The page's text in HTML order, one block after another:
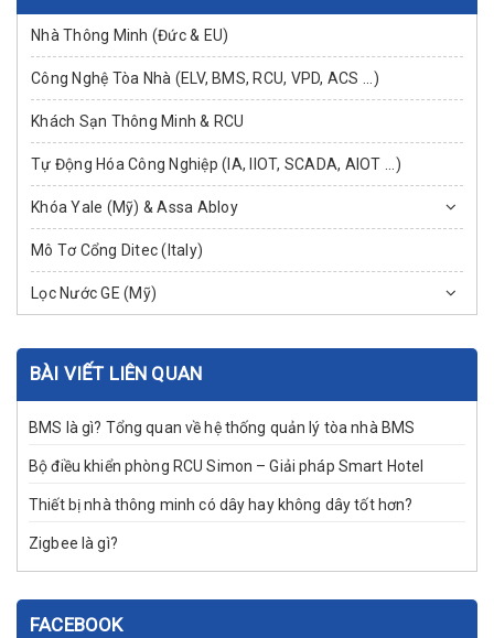
Nhà Thông Minh (Đức & EU)
Công Nghệ Tòa Nhà (ELV, BMS, RCU, VPD, ACS ...)
Khách Sạn Thông Minh & RCU
Tự Động Hóa Công Nghiệp (IA, IIOT, SCADA, AIOT ...)
Khóa Yale (Mỹ) & Assa Abloy
Mô Tơ Cổng Ditec (Italy)
Lọc Nước GE (Mỹ)
BÀI VIẾT LIÊN QUAN
BMS là gì? Tổng quan về hệ thống quản lý tòa nhà BMS
Bộ điều khiển phòng RCU Simon – Giải pháp Smart Hotel
Thiết bị nhà thông minh có dây hay không dây tốt hơn?
Zigbee là gì?
FACEBOOK